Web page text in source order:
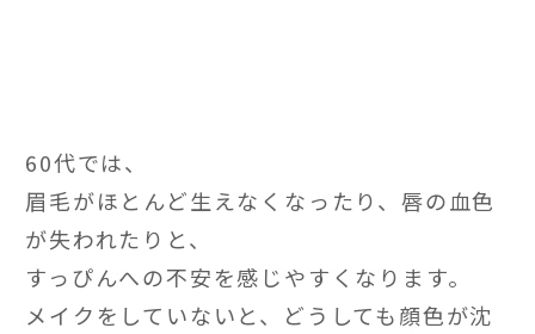
60代では、
眉毛がほとんど生えなくなったり、唇の血色
が失われたりと、
すっぴんへの不安を感じやすくなります。
メイクをしていないと、どうしても顔色が沈